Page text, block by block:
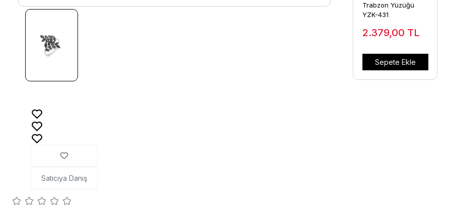
Trabzon Yüzüğü
YZK-431
2.379,00 TL
Sepete Ekle
Satıcıya Danış